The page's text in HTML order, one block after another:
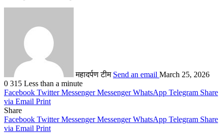
महादर्पण टीम Send an email March 25, 2026
0 315 Less than a minute
Facebook Twitter Messenger Messenger WhatsApp Telegram Share
via Email Print
Share
Facebook Twitter Messenger Messenger WhatsApp Telegram Share
via Email Print